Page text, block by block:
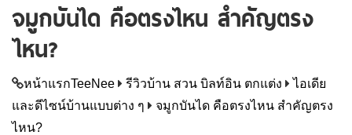
จมูกบันได คือตรงไหน สำคัญตรง
ไหน?
หน้าแรกTeeNee รีวิวบ้าน สวน บิลท์อิน ตกแต่ง
ไอเดีย
และดีไซน์บ้านแบบต่าง ๆ
จมูกบันได คือตรงไหน สำคัญตรง
ไหน?